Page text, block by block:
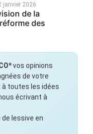
janvier 2026
de la
des
vos opinions
de votre
toutes les idées
écrivant à
lessive en